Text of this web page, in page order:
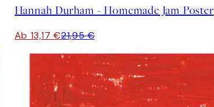
Hannah Durham - Homemade Jam Poster
Ab 13,17 €21,95 €